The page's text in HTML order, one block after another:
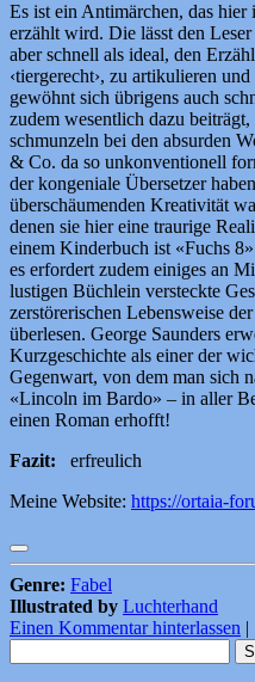
Es ist ein Antimärchen, das
erzählt wird. Die lässt den
aber schnell als ideal, den
‹tiergerecht›, zu artikulieren
gewöhnt sich übrigens auch
zudem wesentlich dazu
schmunzeln bei den absurden
& Co. da so unkonventionell
der kongeniale Übersetzer
überschäumenden Kreativität
denen sie hier eine traurige
einem Kinderbuch ist «Fuchs
es erfordert zudem einiges an
lustigen Büchlein versteckte
zerstörerischen Lebensweise
überlesen. George Saunders
Kurzgeschichte als einer der
Gegenwart, von dem man sich
«Lincoln im Bardo» – in aller
einen Roman erhofft!
Fazit: erfreulich
Meine Website: https://ortaia-
Genre: Fabel
Illustrated by Luchterhand
Einen Kommentar hinterlassen
nach: